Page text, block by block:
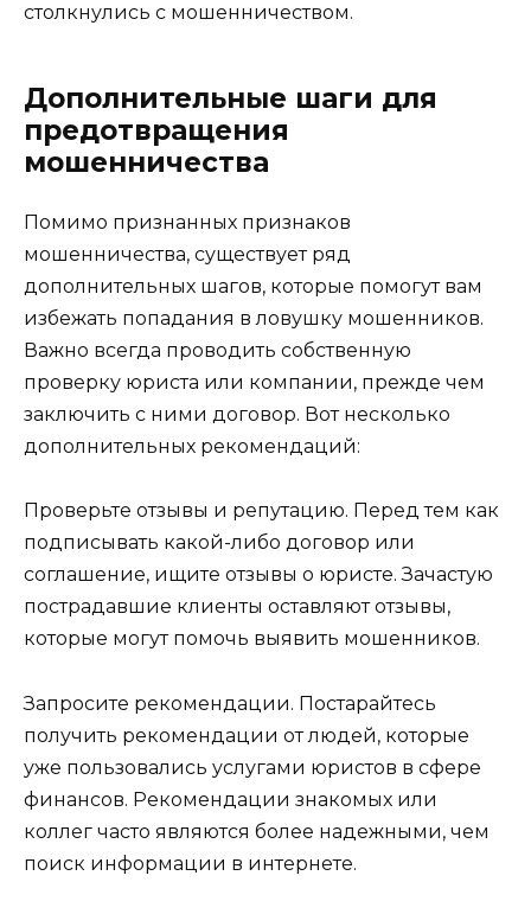
столкнулись с мошенничеством.
Дополнительные шаги для
предотвращения
мошенничества
Помимо признанных признаков
мошенничества, существует ряд
дополнительных шагов, которые помогут вам
избежать попадания в ловушку мошенников.
Важно всегда проводить собственную
проверку юриста или компании, прежде чем
заключить с ними договор. Вот несколько
дополнительных рекомендаций:
Проверьте отзывы и репутацию. Перед тем как
подписывать какой-либо договор или
соглашение, ищите отзывы о юристе. Зачастую
пострадавшие клиенты оставляют отзывы,
которые могут помочь выявить мошенников.
Запросите рекомендации. Постарайтесь
получить рекомендации от людей, которые
уже пользовались услугами юристов в сфере
финансов. Рекомендации знакомых или
коллег часто являются более надежными, чем
поиск информации в интернете.